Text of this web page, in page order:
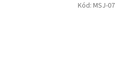
Kód: MSJ-07